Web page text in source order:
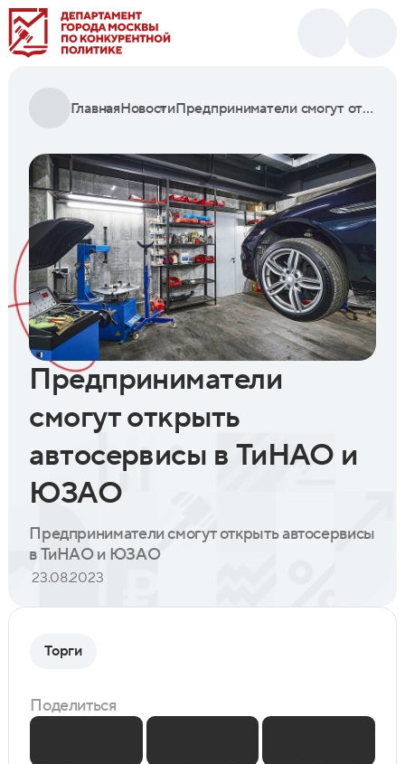
ГлавнаяНовости Предприниматели смогут открыть автосервисы в ТиНАО и ЮЗАО
Предприниматели
смогут открыть
автосервисы в ТиНАО и
ЮЗАО
Предприниматели смогут открыть автосервисы
в ТиНАО и ЮЗАО
23.08.2023
Торги
Поделиться